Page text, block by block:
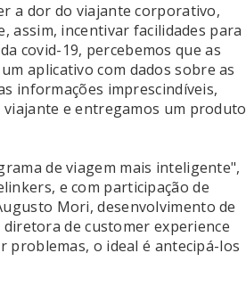
a dor do viajante corporativo,
assim, incentivar facilidades para
covid-19, percebemos que as
aplicativo com dados sobre as
informações imprescindíveis,
viajante e entregamos um produto
de viagem mais inteligente",
e com participação de
Mori, desenvolvimento de
de customer experience
problemas, o ideal é antecipá-los